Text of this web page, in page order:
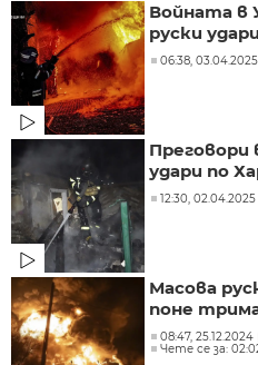
Войната в
руски
06:38, 03.04.2025
Преговори
удари по
12:30, 02.04.2025
Масова
поне
08:47,
Чете се за: